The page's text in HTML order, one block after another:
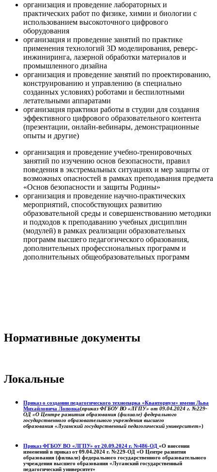
организация и проведение лабораторных и
практических работ по физике, химии и биологии с
использованием высокоточного цифрового
оборудования
организация и проведение занятий по практике
применения технологий 3D моделирования, реверс-
инжиниринга, лазерной обработки материалов и
промышленного дизайна
организация и проведение занятий по проектированию,
конструированию и управлению (в специально
созданных условиях) роботами и беспилотными
летательными аппаратами
организация практики работы в студии для создания
эффективного цифрового образовательного контента
(презентации, онлайн-вебинары, демонстрационные
опыты и другие)
организация и проведение учебно-тренировочных
занятий по изучению основ безопасности, правил
поведения в экстремальных ситуациях и мер защиты от
возможных опасностей в рамках преподавания предмета
«Основ безопасности и защиты Родины»
организация и проведение научно-практических
мероприятий, способствующих развитию
образовательной среды и совершенствованию методики
и подходов к преподаванию учебных дисциплин
(модулей) в рамках реализации образовательных
программ высшего педагогического образования,
дополнительных профессиональных программ и
дополнительных общеобразовательных программ
Нормативные документы
Локальные
Приказ о создании педагогического технопарка «Кванториум» имени Льва
Михайловича Лоповка(приказ ФГБОУ ВО «ЛГПУ» от 09.04.2024 г. №229-
ОД «О Центре развития образования (филиале) федерального
государственного образовательного учреждения высшего
образования «Луганский государственный педагогический университет»)
Приказ ФГБОУ ВО «ЛГПУ» от 20.09.2024 г. №486-ОД «О внесении
изменений в приказ от 09.04.2024 г. №229-ОД «О Центре развития
образования (филиале) федерального государственного образовательного
учреждения высшего образования «Луганский государственный
педагогический университет»